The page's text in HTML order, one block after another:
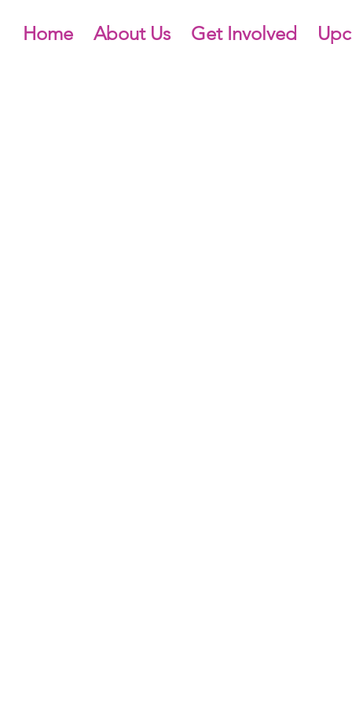
Home About Us Get Involved